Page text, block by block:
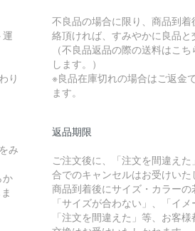
り
み
か
不良品の場合に限り、商品到
絡頂ければ、すみやかに良品と
（不良品返品の際の送料はこ
します。）
※良品在庫切れの場合はご返金
ます。
返品期限
ご注文後に、「注文を間違え
合でのキャンセルはお受けいた
商品到着後にサイズ・カラーの
「サイズが合わない」、「イメ
「注文を間違えた」等、お客